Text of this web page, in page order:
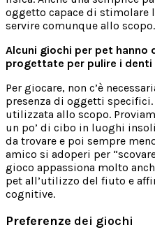
oggetto capace di stimolare
servire comunque allo scopo.
Alcuni giochi per pet hanno
progettate per pulire i
Per giocare, non c’è
presenza di oggetti specifici.
utilizzata allo scopo.
un po’ di cibo in luoghi
da trovare e poi sempre
amico si adoperi per
gioco appassiona molto
pet all’utilizzo del fiuto e
cognitive.
Preferenze dei giochi